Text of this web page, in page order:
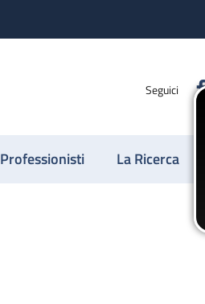
Seguici
Professionisti La Ricerca